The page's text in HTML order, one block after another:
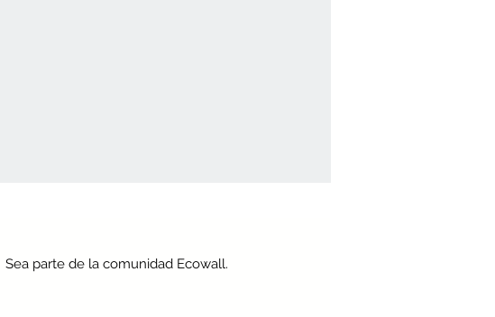
Sea parte de la comunidad Ecowall.